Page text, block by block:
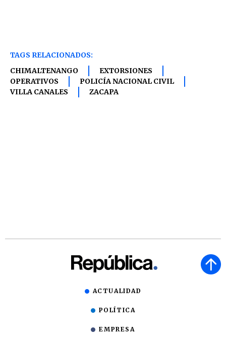
TAGS RELACIONADOS:
CHIMALTENANGO
EXTORSIONES
OPERATIVOS
POLICÍA NACIONAL CIVIL
VILLA CANALES
ZACAPA
ACTUALIDAD
POLÍTICA
EMPRESA